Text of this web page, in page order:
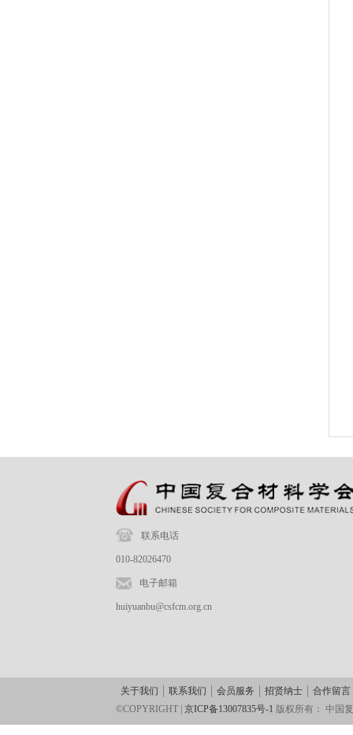
联系电话
010-82026470
电子邮箱
huiyuanbu@csfcm.org.cn
关于我们 联系我们 会员服务 招贤纳士
合作留言
©COPYRIGHT | 京ICP备13007835号-1 版权所有： 中国